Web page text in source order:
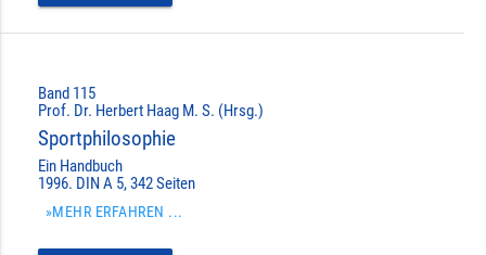
Band 115
Prof. Dr. Herbert Haag M. S. (Hrsg.)
Sportphilosophie
Ein Handbuch
1996. DIN A 5, 342 Seiten
»MEHR ERFAHREN ...